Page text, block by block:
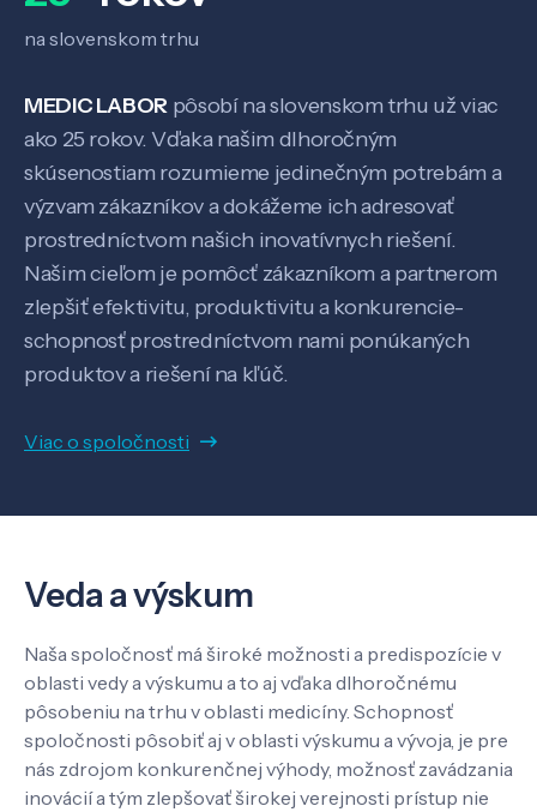
Veda a výskum
Pôsobenie
Know-how
O nás
Kontakt
na slovenskom trhu
MEDIC LABOR pôsobí na slovenskom trhu už viac
ako 25 rokov. Vďaka našim dlhoročným
skúsenostiam rozumieme jedinečným potrebám a
výzvam zákazníkov a dokážeme ich adresovať
prostredníctvom našich inovatívnych riešení.
Našim cieľom je pomôcť zákazníkom a partnerom
zlepšiť efektivitu, produktivitu a konkurencie-
schopnosť prostredníctvom nami ponúkaných
produktov a riešení na kľúč.
Viac o spoločnosti
Veda a výskum
Naša spoločnosť má široké možnosti a predispozície v
oblasti vedy a výskumu a to aj vďaka dlhoročnému
pôsobeniu na trhu v oblasti medicíny. Schopnosť
spoločnosti pôsobiť aj v oblasti výskumu a vývoja, je pre
nás zdrojom konkurenčnej výhody, možnosť zavádzania
inovácií a tým zlepšovať širokej verejnosti prístup nie